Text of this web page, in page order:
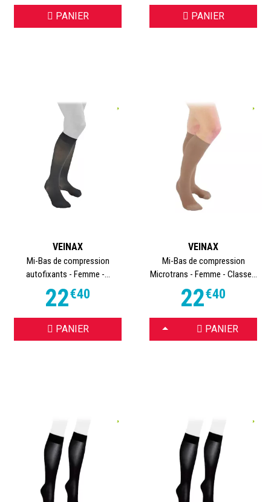
PANIER PANIER
VEINAX
Mi-Bas de compression
autofixants - Femme -...
22€40
PANIER
VEINAX
Mi-Bas de compression
Microtrans - Femme - Classe...
22€40
CHOISIR PANIER